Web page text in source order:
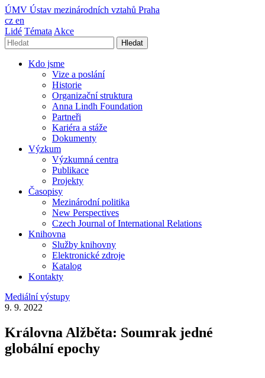
ÚMV Ústav mezinárodních vztahů Praha
cz en
Lidé Témata Akce
Hledat
Kdo jsme
Vize a poslání
Historie
Organizační struktura
Anna Lindh Foundation
Partneři
Kariéra a stáže
Dokumenty
Výzkum
Výzkumná centra
Publikace
Projekty
Časopisy
Mezinárodní politika
New Perspectives
Czech Journal of International Relations
Knihovna
Služby knihovny
Elektronické zdroje
Katalog
Kontakty
Mediální výstupy
9. 9. 2022
Královna Alžběta: Soumrak jedné
globální epochy